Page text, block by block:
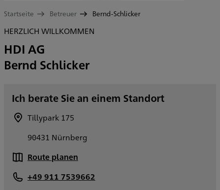
Startseite Betreuer Bernd-Schlicker
HERZLICH WILLKOMMEN
HDI AG
Bernd Schlicker
Ich berate Sie an einem Standort
Tillypark 175
90431 Nürnberg
Route planen
+49 911 7539662